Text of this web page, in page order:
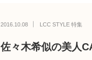
2016.10.08 LCC STYLE 特集
佐々木希似の美人